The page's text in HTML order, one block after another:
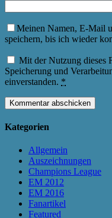
Meinen Namen, E-Mail
speichern, bis ich wieder
Mit der Nutzung dieses
Speicherung und
einverstanden. *
Kategorien
Allgemein
Auszeichnungen
Champions League
EM 2012
EM 2016
Fanartikel
Featured